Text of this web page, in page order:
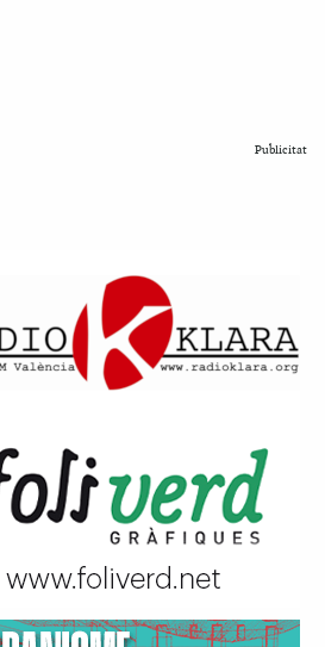
Publicitat